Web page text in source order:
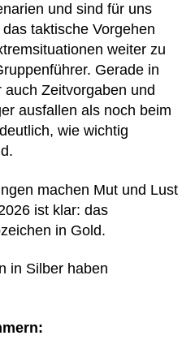
und sind für uns
taktische Vorgehen
weiter zu
Gerade in
Zeitvorgaben und
ausfallen als noch beim
wie wichtig
machen Mut und Lust
ist klar: das
in Gold.
in Silber haben